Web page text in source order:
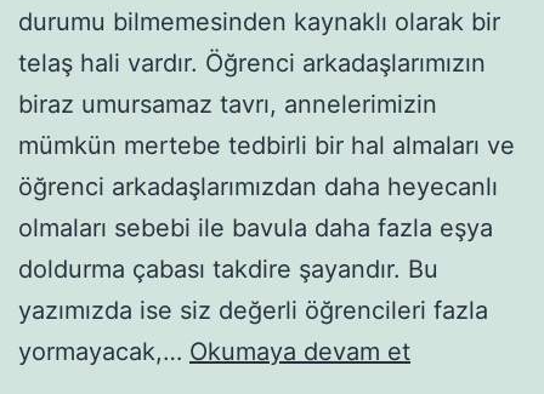
durumu bilmemesinden kaynaklı olarak bir
telaş hali vardır. Öğrenci arkadaşlarımızın
biraz umursamaz tavrı, annelerimizin
mümkün mertebe tedbirli bir hal almaları ve
öğrenci arkadaşlarımızdan daha heyecanlı
olmaları sebebi ile bavula daha fazla eşya
doldurma çabası takdire şayandır. Bu
yazımızda ise siz değerli öğrencileri fazla
yormayacak,… Okumaya devam etÜniversite